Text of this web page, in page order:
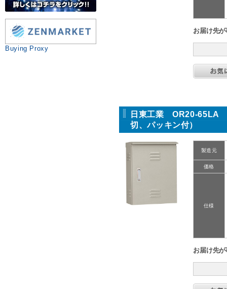
Buying Proxy
お届け先
日東工業 OR20-65LA
切、パッキン付）
製造元
価格
仕様
お届け先